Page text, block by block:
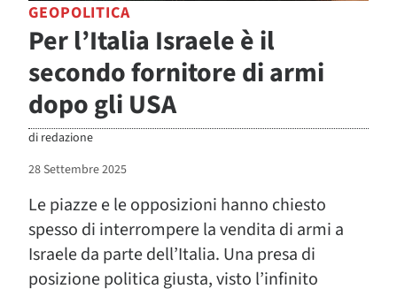
GEOPOLITICA
Per l’Italia Israele è il
secondo fornitore di armi
dopo gli USA
di redazione
28 Settembre 2025
Le piazze e le opposizioni hanno chiesto
spesso di interrompere la vendita di armi a
Israele da parte dell’Italia. Una presa di
posizione politica giusta, visto l’infinito